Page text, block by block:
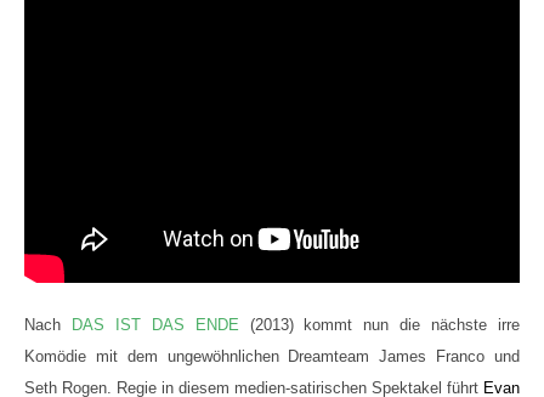
Nach DAS IST DAS ENDE (2013) kommt nun die nächste irre
Komödie mit dem ungewöhnlichen Dreamteam James Franco und
Seth Rogen. Regie in diesem medien-satirischen Spektakel führt Evan